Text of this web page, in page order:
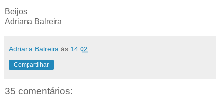
Beijos
Adriana Balreira
Adriana Balreira às 14:02
Compartilhar
35 comentários: